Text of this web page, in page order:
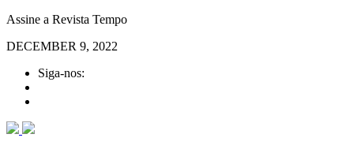
Assine a Revista Tempo
DECEMBER 9, 2022
Siga-nos: